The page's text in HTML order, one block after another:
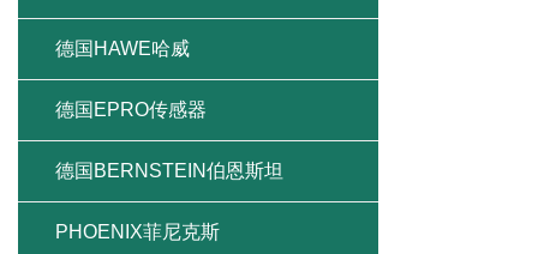
德国HAWE哈威
德国EPRO传感器
德国BERNSTEIN伯恩斯坦
PHOENIX菲尼克斯